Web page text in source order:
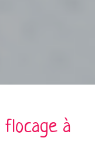
flocageà